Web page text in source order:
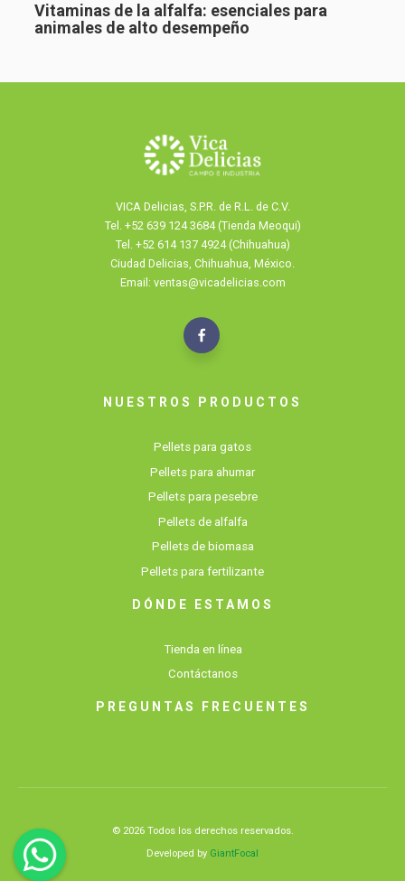
Vitaminas de la alfalfa: esenciales para
animales de alto desempeño
VICA Delicias, S.P.R. de R.L. de C.V.
Tel. +52 639 124 3684 (Tienda Meoqui)
Tel. +52 614 137 4924 (Chihuahua)
Ciudad Delicias, Chihuahua, México.
Email: ventas@vicadelicias.com
NUESTROS PRODUCTOS
Pellets para gatos
Pellets para ahumar
Pellets para pesebre
Pellets de alfalfa
Pellets de biomasa
Pellets para fertilizante
DÓNDE ESTAMOS
Tienda en línea
Contáctanos
PREGUNTAS FRECUENTES
© 2026 Todos los derechos reservados.
Developed by GiantFocal